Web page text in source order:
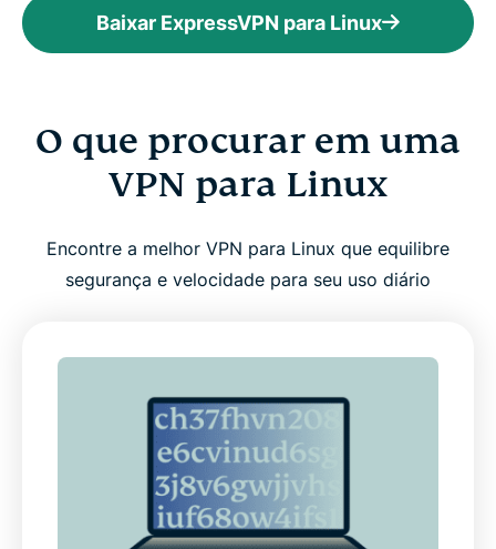
Baixar ExpressVPN para Linux
O que procurar em uma
VPN para Linux
Encontre a melhor VPN para Linux que equilibre
segurança e velocidade para seu uso diário